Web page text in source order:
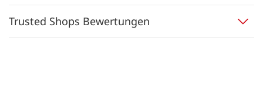
Trusted Shops Bewertungen